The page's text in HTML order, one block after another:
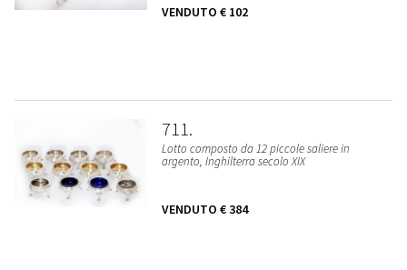
VENDUTO € 102
711
Lotto composto da 12 piccole saliere in
argento, Inghilterra secolo XIX
VENDUTO € 384